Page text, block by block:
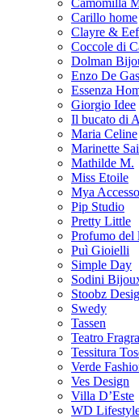
Carillo home
Clayre & Eef
Coccole di
Dolman
Enzo De
Essenza
Giorgio Idee
Il bucato di
Maria Celine
Marinette
Mathilde M.
Miss Etoile
Mya
Pip Studio
Pretty Little
Profumo del
Puì Gioielli
Simple Day
Sodini
Stoobz
Swedy
Tassen
Teatro
Tessitura
Verde
Ves Design
Villa D’Este
WD